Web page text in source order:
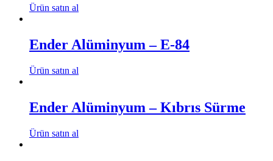
Ürün satın al
Ender Alüminyum – E-84
Ürün satın al
Ender Alüminyum – Kıbrıs Sürme
Ürün satın al